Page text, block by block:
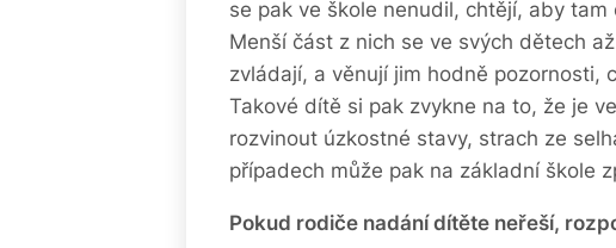
se pak ve škole nenudil, chtějí, aby
Menší část z nich se ve svých dětech
zvládají, a věnují jim hodně pozornosti,
Takové dítě si pak zvykne na to, že je
rozvinout úzkostné stavy, strach ze
případech může pak na základní škole
Pokud rodiče nadání dítěte neřeší,